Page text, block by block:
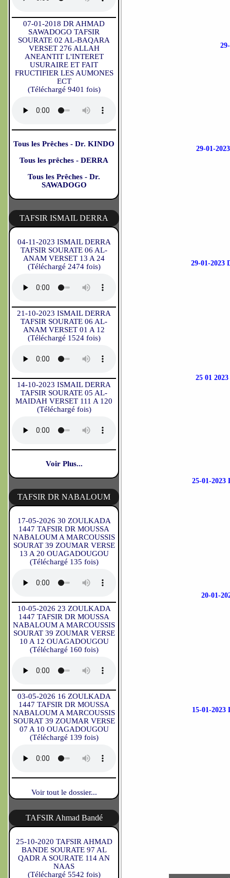
07-01-2018 DR AHMAD
SAWADOGO TAFSIR
SOURATE 02 AL-BAQARA
VERSET 276 ALLAH
ANEANTIT L'INTERET
USURAIRE ET FAIT
FRUCTIFIER LES AUMONES
ECT
(Téléchargé 9401 fois)
Tous les Prêches - Dr. KINDO
Tous les prêches - DERRA
Tous les Prêches - Dr.
SAWADOGO
TAFSIR ISMAIL DERRA
04-11-2023 ISMAIL DERRA
TAFSIR SOURATE 06 AL-
ANAM VERSET 13 A 24
(Téléchargé 2474 fois)
21-10-2023 ISMAIL DERRA
TAFSIR SOURATE 06 AL-
ANAM VERSET 01 A 12
(Téléchargé 1524 fois)
14-10-2023 ISMAIL DERRA
TAFSIR SOURATE 05 AL-
MAIDAH VERSET 111 A 120
(Téléchargé fois)
Voir Plus...
TAFSIR DR NABALOUM
17-05-2026 30 ZOULKADA
1447 TAFSIR DR MOUSSA
NABALOUM A MARCOUSSIS
SOURAT 39 ZOUMAR VERSE
13 A 20 OUAGADOUGOU
(Téléchargé 135 fois)
10-05-2026 23 ZOULKADA
1447 TAFSIR DR MOUSSA
NABALOUM A MARCOUSSIS
SOURAT 39 ZOUMAR VERSE
10 A 12 OUAGADOUGOU
(Téléchargé 160 fois)
03-05-2026 16 ZOULKADA
1447 TAFSIR DR MOUSSA
NABALOUM A MARCOUSSIS
SOURAT 39 ZOUMAR VERSE
07 A 10 OUAGADOUGOU
(Téléchargé 139 fois)
Voir tout le dossier...
TAFSIR Ahmad Bandé
25-10-2020 TAFSIR AHMAD
BANDE SOURATE 97 AL
QADR A SOURATE 114 AN
NAAS
(Téléchargé 5542 fois)
29-01-
29-01-2023
25 01
25-01-
20-01-
15-01-